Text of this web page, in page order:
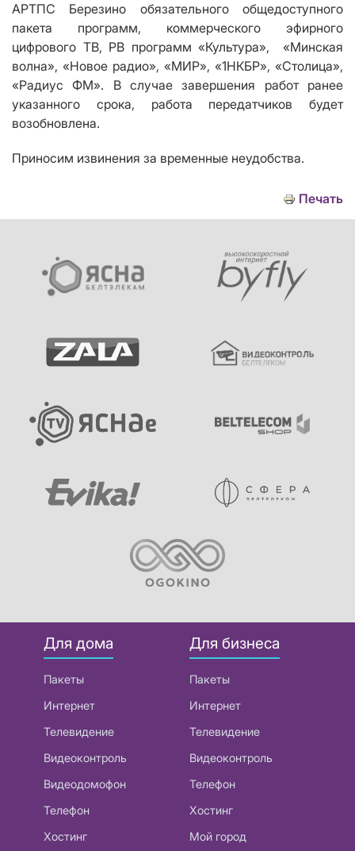
АРТПС Березино обязательного общедоступного
пакета программ, коммерческого эфирного
цифрового ТВ, РВ программ «Культура»,
«Минская
волна», «Новое радио», «МИР», «1НКБР», «Столица»,
«Радиус ФМ». В случае завершения работ ранее
указанного срока, работа передатчиков будет
возобновлена.
Приносим извинения за временные неудобства.
Печать
Для дома
Пакеты
Интернет
Телевидение
Видеоконтроль
Видеодомофон
Телефон
Хостинг
Для бизнеса
Пакеты
Интернет
Телевидение
Видеоконтроль
Телефон
Хостинг
Мой город